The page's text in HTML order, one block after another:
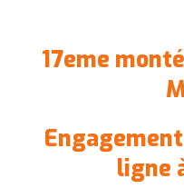
17eme
ligne